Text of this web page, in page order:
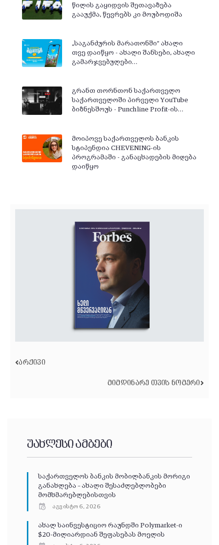
წილის გაყიდვის შეთავაზება
გააუქმა, წევრებს კი მოუბოდიშა
„საგანძურის მარათონში“ ახალი
თვე დაიწყო - ახალი შანსები, ახალი
გამარჯვებულები…
გრანთ თორნთონ საქართველო
საქართველოში პირველი YouTube
ბიზნესშოუს - Punchline Profit-ის…
მოიპოვე საქართველოს ბანკის
სტიპენდია CHEVENING-ის
პროგრამაში - განაცხადების მიღება
დაიწყო
ᲐᲠᲥᲘᲕᲘ
ᲛᲘᲛᲓᲘᲜᲐᲠᲔ ᲗᲕᲘᲡ ᲜᲝᲛᲔᲠᲘ
უახლესი ამბები
საქართველოს ბანკის მობილბანკის მორიგი
განახლება – ახალი შესაძლებლობები
მომხმარებლებისთვის
აგვისტო 6, 2026
ახალ საინვესტიციო რაუნდში Polymarket-ი
$20-მილიარდიან შეფასებას მოელის